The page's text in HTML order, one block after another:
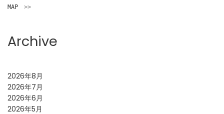
MAP >>
Archive
2026年8月
2026年7月
2026年6月
2026年5月